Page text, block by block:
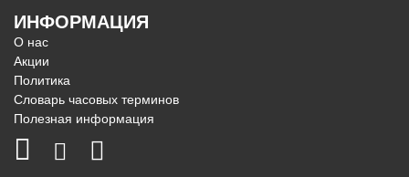
ИНФОРМАЦИЯ
О нас
Акции
Политика
Словарь часовых терминов
Полезная информация